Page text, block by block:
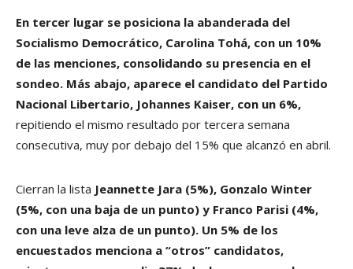
En tercer lugar se posiciona la abanderada del
Socialismo Democrático, Carolina Tohá, con un 10%
de las menciones, consolidando su presencia en el
sondeo. Más abajo, aparece el candidato del Partido
Nacional Libertario, Johannes Kaiser, con un 6%,
repitiendo el mismo resultado por tercera semana
consecutiva, muy por debajo del 15% que alcanzó en abril.
Cierran la lista Jeannette Jara (5%), Gonzalo Winter
(5%, con una baja de un punto) y Franco Parisi (4%,
con una leve alza de un punto). Un 5% de los
encuestados menciona a “otros” candidatos,